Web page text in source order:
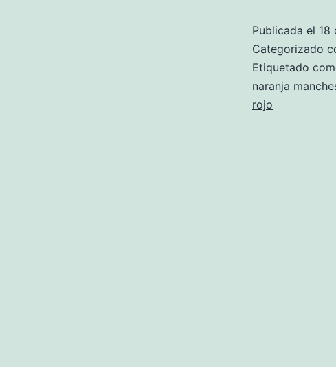
Publicada el 18
Categorizado
Etiquetado
naranja
rojo